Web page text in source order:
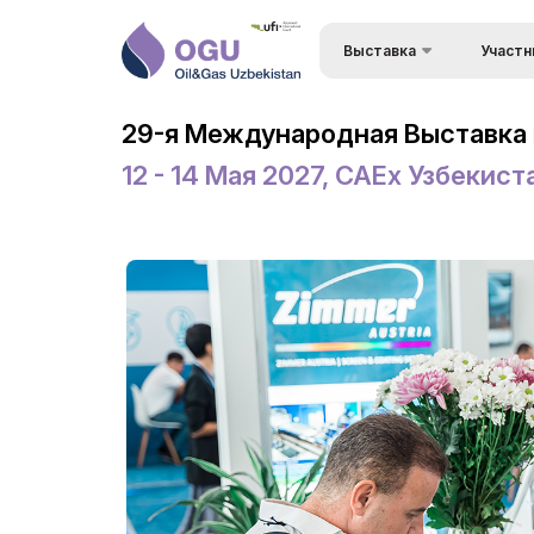
Выставка
Разделы выставки
Конференция OGU
Официальная поддержка
Режим работы выставки
ExpoDaily
Приветственные письма
Информационная
поддержка
Состав
Формы
выставке
Режим
Станьте
29-я Международная Выставка
12 - 14 Мая 2027, CAEx